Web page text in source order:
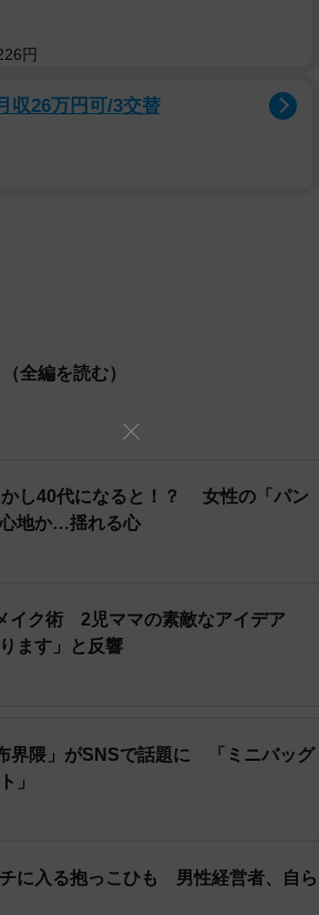
動き回るようになり、オムツを水
でおちゃやまさんは「テープタイプっ
付くのでした。
ら離れません。消費せねばという使
ミカルに描かれており、締めに生後
したことが綴られています。
円
収26万円可/3交替
全編を読む）
し40代になると！？ 女性の「パン
地か…揺れる心
イク術 2児ママの素敵なアイデア
ます」と反響
界隈」がSNSで話題に 「ミニバッグ
」
に入る抱っこひも 男性経営者、自ら